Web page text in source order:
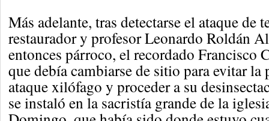
Más adelante, tras detectarse el ataque de
restaurador y profesor Leonardo Roldán
entonces párroco, el recordado Francisco
que debía cambiarse de sitio para evitar la
ataque xilófago y proceder a su
se instaló en la sacristía grande de la